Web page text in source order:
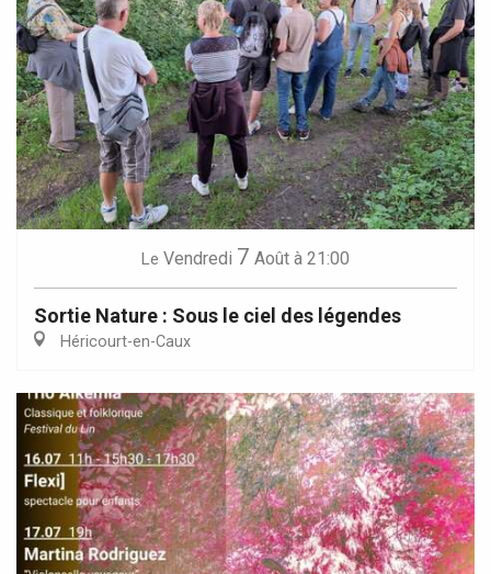
Le Vendredi 7 Août à 21:00
Sortie Nature : Sous le ciel des légendes
Héricourt-en-Caux